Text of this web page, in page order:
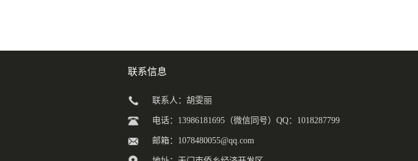
联系信息
联系人：胡雯丽
电话：13986181695（微信同号）QQ：1018287799
邮箱： 1078480055@qq.com